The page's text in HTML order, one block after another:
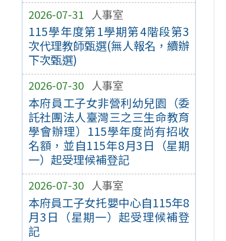
2026-07-31 人事室
115學年度第1學期第4階段第3
次代理教師甄選(無人報名，續辦
下次甄選)
2026-07-30 人事室
本府員工子女非營利幼兒園（委
託社團法人臺灣三之三生命教育
學會辦理）115學年度尚有招收
名額，並自115年8月3日（星期
一）起受理候補登記
2026-07-30 人事室
本府員工子女托嬰中心自115年8
月3日（星期一）起受理候補登
記